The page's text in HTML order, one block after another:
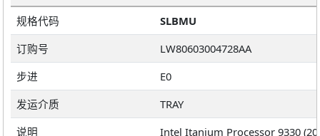
规格代码
SLBMU
订购号
LW80603004728AA
步进
E0
发运介质
TRAY
说明